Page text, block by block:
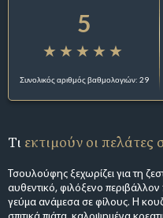
5
Συνολικός αριθμός βαθμολογιών: 29
Τι εκτιμούν οι πελάτες
Τσουλούφης ξεχωρίζει για τη
αυθεντικό, φιλόξενο περιβάλλον
γεύμα ανάμεσα σε φίλους. Η